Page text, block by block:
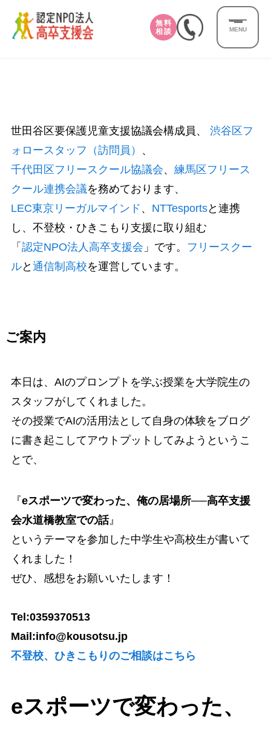
無料
相談
MENU
世田谷区要保護児童支援協議会構成員、 渋谷区フ
ォロースタッフ（訪問員）
、
千代田区フリースクール協議会、 練馬区フリース
クール連携会議を務めております、
LEC東京リーガルマインド 、 NTTesportsと連携
し、不登校・ひきこもり支援に取り組む
「 認定NPO法人高卒支援会 」です。
フリースクー
ルと 通信制高校を運営しています。
ご案内
本日は、AIのプロンプトを学ぶ授業を大学院生の
スタッフがしてくれました。
その授業でAIの活用法として自身の体験をブログ
に書き起こしてアウトプットしてみようというこ
とで、
『eスポーツで変わった、俺の居場所──高卒支援
会水道橋教室での話』
というテーマを参加した中学生や高校生が書いて
くれました！
ぜひ、感想をお願いいたします！
Tel:0359370513
Mail:info@kousotsu.jp
不登校、ひきこもりのご相談はこちら
eスポーツで変わった、